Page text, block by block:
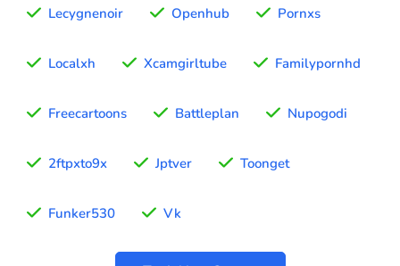
Lecygnenoir Openhub Pornxs
Localxh Xcamgirltube Familypornhd
Freecartoons Battleplan Nupogodi
2ftpxto9x Jptver Toonget
Funker530 Vk